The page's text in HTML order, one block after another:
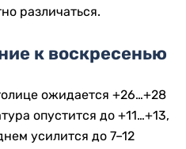
различаться.
к воскресенью
ожидается +26…+28
опустится до +11…+13,
усилится до 7–12